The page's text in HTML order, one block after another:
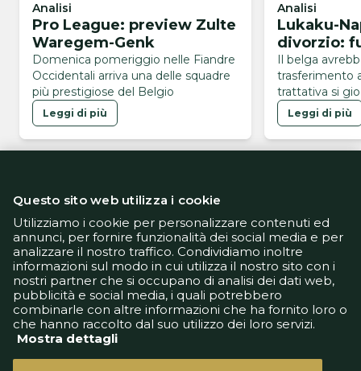
Analisi
Pro League: preview Zulte
Waregem-Genk
Domenica pomeriggio nelle Fiandre
Occidentali arriva una delle squadre
più prestigiose del Belgio
Leggi di più
Analisi
Lukaku-
divorzio:
Il belga
trasferimento
trattativa si
domanda e
catena sul
azzurri
Leggi di più
Informativa Privacy
Informativa Cookie
Tech App
Gestione preferenze
support@goldbetlive.it
Questo sito web utilizza i cookie
Utilizziamo i cookie per personalizzare contenuti ed
annunci, per fornire funzionalità dei social media e per
analizzare il nostro traffico. Condividiamo inoltre
informazioni sul modo in cui utilizza il nostro sito con i
nostri partner che si occupano di analisi dei dati web,
pubblicità e social media, i quali potrebbero
combinarle con altre informazioni che ha fornito loro o
che hanno raccolto dal suo utilizzo dei loro servizi.
Mostra dettagli